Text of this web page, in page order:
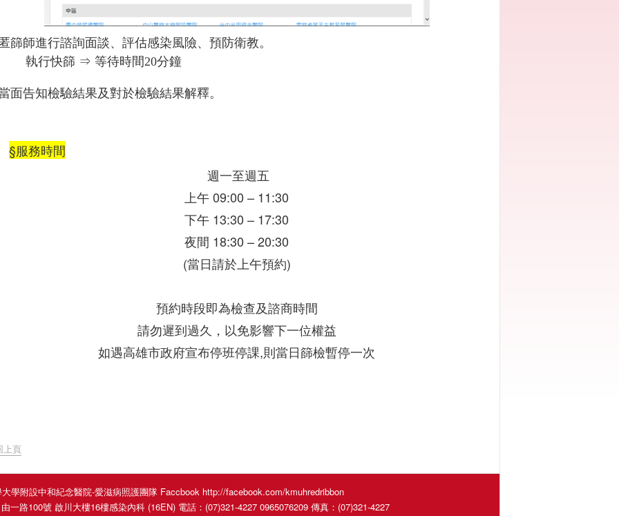
篩師進行諮詢面談、評估感染風險、預防衛教。
執行快篩 ⇒ 等待時間20分鐘
面告知檢驗結果及對於檢驗結果解釋。
§服務時間
週一至週五
上午 09:00 – 11:30
下午 13:30 – 17:30
夜間 18:30 – 20:30
(當日請於上午預約)
預約時段即為檢查及諮商時間
請勿遲到過久，以免影響下一位權益
如遇高雄市政府宣布停班停課,則當日篩檢暫停一次
上頁
學附設中和紀念醫院-愛滋病照護團隊 Faccbook http://facebook.com/kmuhredribbon
一路100號 啟川大樓16樓感染內科 (16EN) 電話：(07)321-4227 0965076209 傳真：(07)321-4227